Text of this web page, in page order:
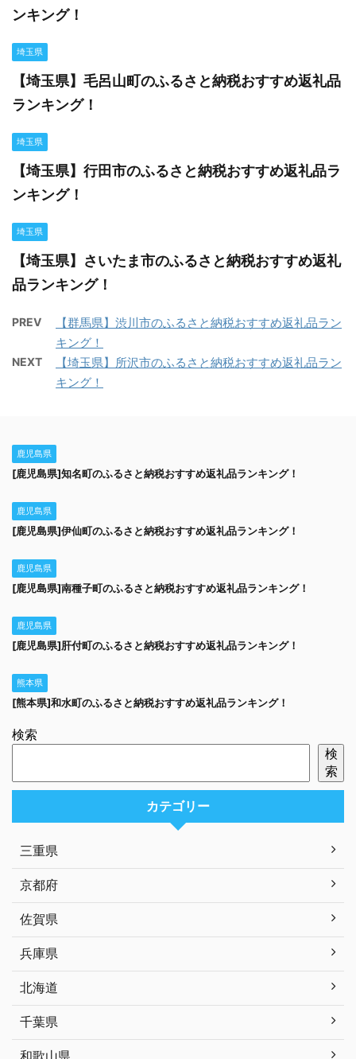
ンキング！
埼玉県
【埼玉県】毛呂山町のふるさと納税おすすめ返礼品
ランキング！
埼玉県
【埼玉県】行田市のふるさと納税おすすめ返礼品ラ
ンキング！
埼玉県
【埼玉県】さいたま市のふるさと納税おすすめ返礼
品ランキング！
PREV
【群馬県】渋川市のふるさと納税おすすめ返礼品ラン
キング！
NEXT
【埼玉県】所沢市のふるさと納税おすすめ返礼品ラン
キング！
鹿児島県
[鹿児島県]知名町のふるさと納税おすすめ返礼品ランキング！
鹿児島県
[鹿児島県]伊仙町のふるさと納税おすすめ返礼品ランキング！
鹿児島県
[鹿児島県]南種子町のふるさと納税おすすめ返礼品ランキング！
鹿児島県
[鹿児島県]肝付町のふるさと納税おすすめ返礼品ランキング！
熊本県
[熊本県]和水町のふるさと納税おすすめ返礼品ランキング！
検索
検
索
カテゴリー
三重県
京都府
佐賀県
兵庫県
北海道
千葉県